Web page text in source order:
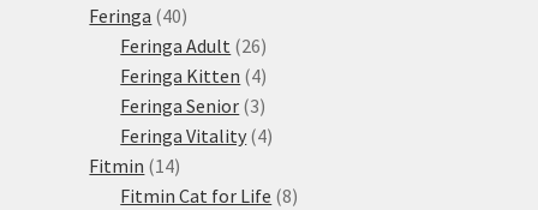
produkty
Feringa 4040
produktů
Feringa Adult 2626
produktů
Feringa Kitten 44
produkty
Feringa Senior 33
produkty
Feringa Vitality 44
Fitmin 1414
produktů
Fitmin Cat for Life 88